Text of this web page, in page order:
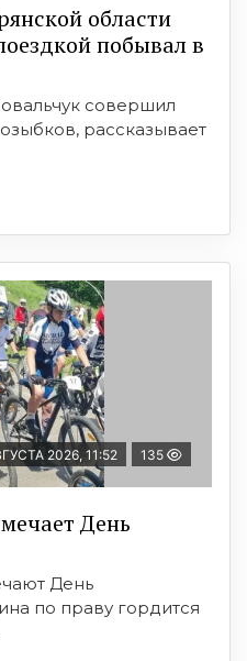
области
побывал в
совершил
рассказывает
2026, 11:52 135
День
День
по праву гордится